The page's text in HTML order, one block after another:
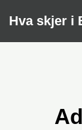
Hva skjer i